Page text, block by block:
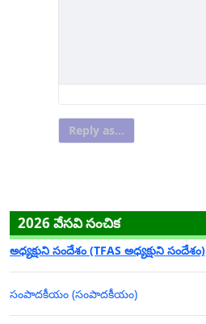
Reply as...
2026 వేసవి సంచిక
అధ్యక్షుని సందేశం (TFAS అధ్యక్షుని సందేశం)
సంపాదకీయం (సంపాదకీయం)